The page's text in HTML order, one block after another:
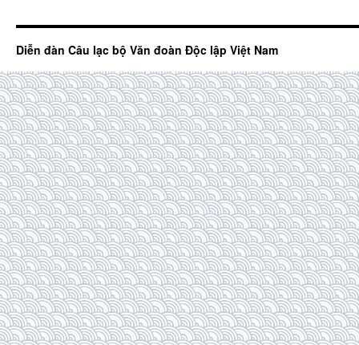
Diễn đàn Câu lạc bộ Văn đoàn Độc lập Việt Nam